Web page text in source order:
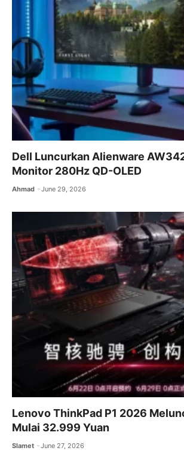
Dell Luncurkan Alienware
Monitor 280Hz QD-OLED
Ahmad June 29, 2026
Lenovo ThinkPad P1 2026
Mulai 32.999 Yuan
Slamet June 27, 2026